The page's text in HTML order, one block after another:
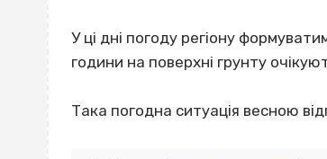
У ці дні погоду регіону
години на поверхні грунту
Така погодна ситуація весною